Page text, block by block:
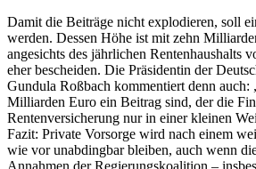
Damit die Beiträge nicht explodieren, soll
werden. Dessen Höhe ist mit zehn
angesichts des jährlichen Rentenhaushalts
eher bescheiden. Die Präsidentin der
Gundula Roßbach kommentiert denn auch:
Milliarden Euro ein Beitrag sind, der die
Rentenversicherung nur in einer kleinen
Fazit: Private Vorsorge wird nach einem
wie vor unabdingbar bleiben, auch wenn
Annahmen der Regierungskoalition –